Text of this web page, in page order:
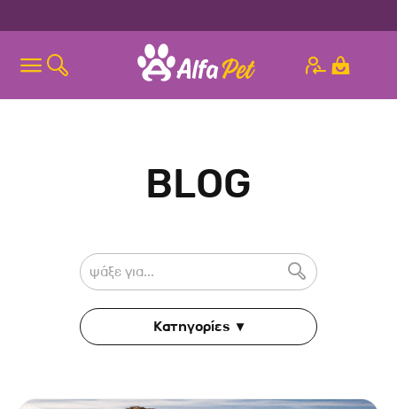
BLOG
Κατηγορίες
